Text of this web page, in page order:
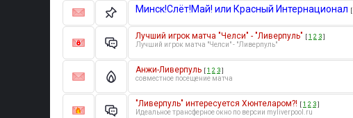
Минск!Слёт!Май! или Красный Интернационал [
Лучший игрок матча "Челси" - "Ливерпуль" [1 2 3]
Лучший игрок матча "Челси" - "Ливерпуль"
Анжи-Ливерпуль [1 2 3]
совместное посещение матча
"Ливерпуль" интересуется Хюнтеларом?! [1 2 3]
Идеальное трансферное окно по версии myliverpool.ru